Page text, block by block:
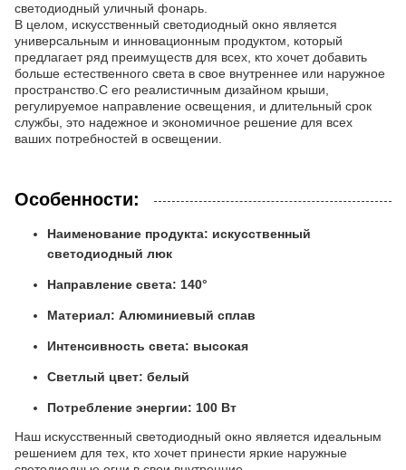
светодиодный уличный фонарь.
В целом, искусственный светодиодный окно является
универсальным и инновационным продуктом, который
предлагает ряд преимуществ для всех, кто хочет добавить
больше естественного света в свое внутреннее или наружное
пространство.С его реалистичным дизайном крыши,
регулируемое направление освещения, и длительный срок
службы, это надежное и экономичное решение для всех
ваших потребностей в освещении.
Особенности:
Наименование продукта: искусственный
светодиодный люк
Направление света: 140°
Материал: Алюминиевый сплав
Интенсивность света: высокая
Светлый цвет: белый
Потребление энергии: 100 Вт
Наш искусственный светодиодный окно является идеальным
решением для тех, кто хочет принести яркие наружные